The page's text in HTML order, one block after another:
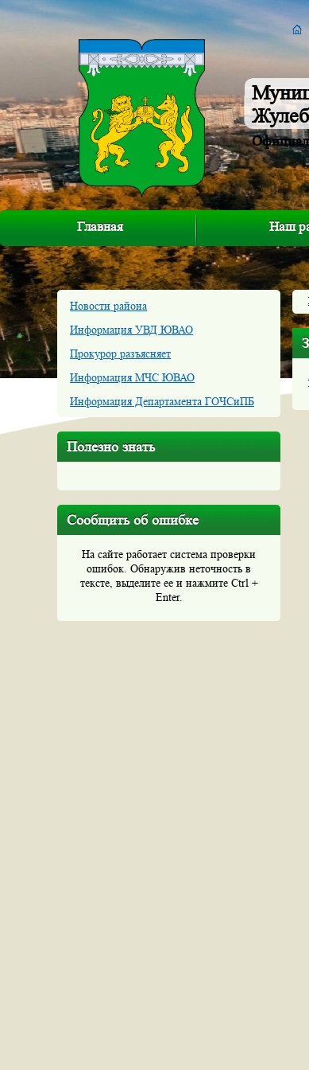
Главная Наш
Новости района
Информация УВД ЮВАО
Прокурор разъясняет
Информация МЧС ЮВАО
Информация Департамента ГОЧСиПБ
Полезно знать
Сообщить об ошибке
На сайте работает система проверки
ошибок. Обнаружив неточность в
тексте, выделите ее и нажмите Ctrl +
Enter.